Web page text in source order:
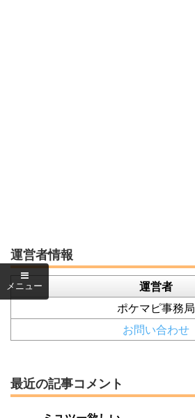
運営者情報
運営者
ポケマピ事務局
お問い合わせ
最近の記事コメント